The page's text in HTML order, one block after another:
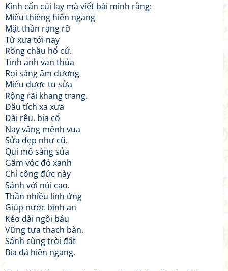
Kính cẩn cúi lạy mà viết bài minh rằng:
Miếu thiêng hiên ngang
Mặt thần rạng rỡ
Từ xưa tới nay
Rồng chầu hổ cứ.
Tinh anh vạn thủa
Rọi sáng âm dương
Miếu được tu sửa
Rộng rãi khang trang.
Dấu tích xa xưa
Đài rêu, bia cổ
Nay vâng mệnh vua
Sửa đẹp như cũ.
Qui mô sáng sủa
Gấm vóc đỏ xanh
Chỉ công đức này
Sánh với núi cao.
Thần nhiều linh ứng
Giúp nước bình an
Kéo dài ngôi báu
Vững tựa thạch bàn.
Sánh cùng trời đất
Bia đá hiên ngang.